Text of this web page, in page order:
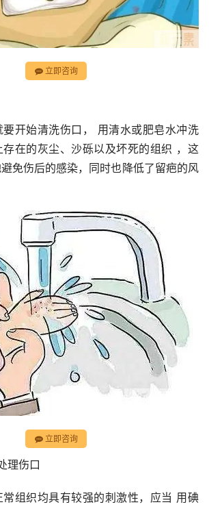
立即咨询
开始清洗伤口， 用清水或肥皂水冲洗
在的灰尘、沙砾以及坏死的组织 ，这
免伤后的感染，同时也降低了留疤的风
立即咨询
理伤口
组织均具有较强的刺激性，应当 用碘